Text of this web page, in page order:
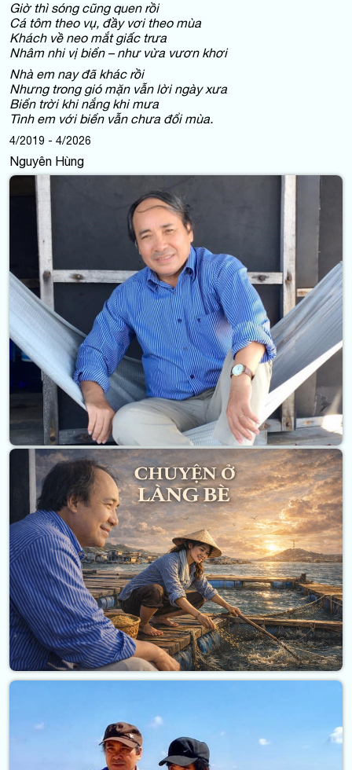
Giờ thì sóng cũng quen rồi
Cá tôm theo vụ, đầy vơi theo mùa
Khách về neo mắt giấc trưa
Nhâm nhi vị biển – như vừa vươn khơi
Nhà em nay đã khác rồi
Nhưng trong gió mặn vẫn lời ngày xưa
Biển trời khi nắng khi mưa
Tình em với biển vẫn chưa đổi mùa.
4/2019 - 4/2026
Nguyên Hùng